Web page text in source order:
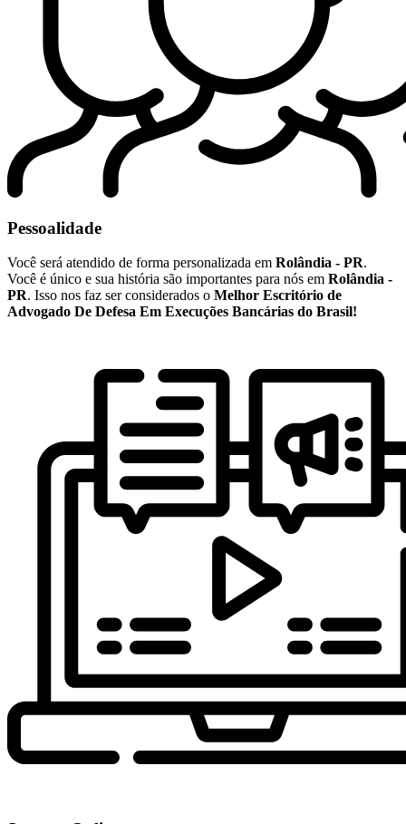
Pessoalidade
Você será atendido de forma personalizada em Rolândia - PR.
Você é único e sua história são importantes para nós em Rolândia -
PR. Isso nos faz ser considerados o Melhor Escritório de
Advogado De Defesa Em Execuções Bancárias do Brasil!